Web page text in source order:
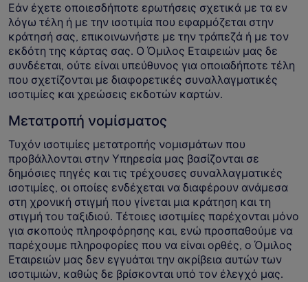
Εάν έχετε οποιεσδήποτε ερωτήσεις σχετικά με τα εν
λόγω τέλη ή με την ισοτιμία που εφαρμόζεται στην
κράτησή σας, επικοινωνήστε με την τράπεζά ή με τον
εκδότη της κάρτας σας. Ο Όμιλος Εταιρειών μας δε
συνδέεται, ούτε είναι υπεύθυνος για οποιαδήποτε τέλη
που σχετίζονται με διαφορετικές συναλλαγματικές
ισοτιμίες και χρεώσεις εκδοτών καρτών.
Μετατροπή νομίσματος
Τυχόν ισοτιμίες μετατροπής νομισμάτων που
προβάλλονται στην Υπηρεσία μας βασίζονται σε
δημόσιες πηγές και τις τρέχουσες συναλλαγματικές
ισοτιμίες, οι οποίες ενδέχεται να διαφέρουν ανάμεσα
στη χρονική στιγμή που γίνεται μια κράτηση και τη
στιγμή του ταξιδιού. Τέτοιες ισοτιμίες παρέχονται μόνο
για σκοπούς πληροφόρησης και, ενώ προσπαθούμε να
παρέχουμε πληροφορίες που να είναι ορθές, ο Όμιλος
Εταιρειών μας δεν εγγυάται την ακρίβεια αυτών των
ισοτιμιών, καθώς δε βρίσκονται υπό τον έλεγχό μας.